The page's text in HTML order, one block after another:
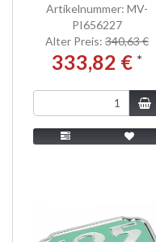
Artikelnummer: MV-
PI656227
Alter Preis: 340,63 €
333,82 € *